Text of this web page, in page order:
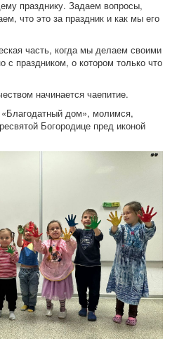
празднику. Задаем вопросы,
что это за праздник и как мы его
часть, когда мы делаем своими
с праздником, о котором только что
начинается чаепитие.
дом», молимся,
Богородице пред иконой